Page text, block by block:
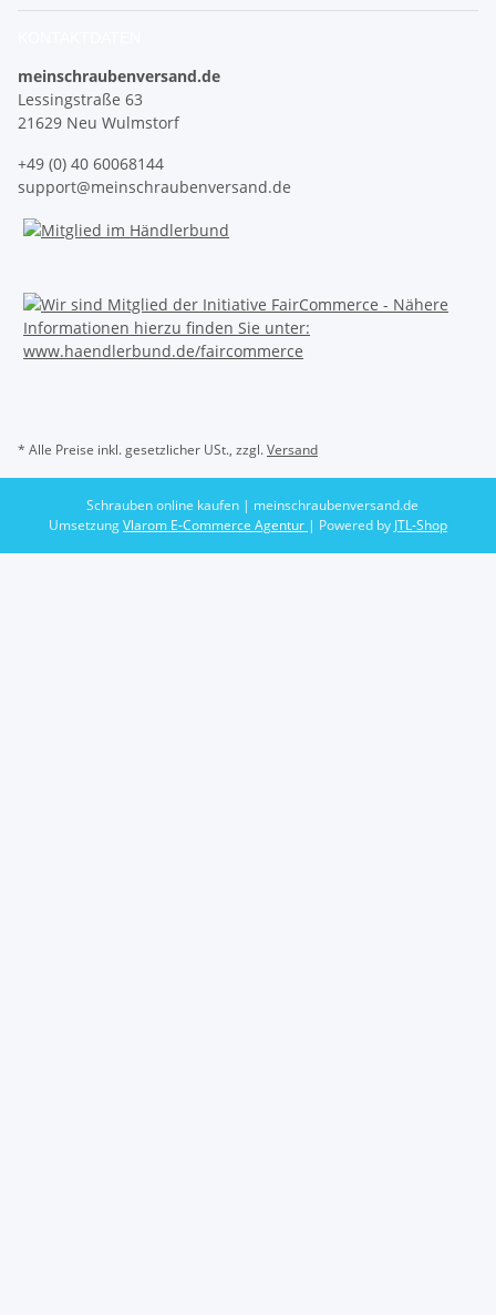
meinschraubenversand.de
Lessingstraße 63
21629 Neu Wulmstorf
+49 (0) 40 60068144
support@meinschraubenversand.de
* Alle Preise inkl. gesetzlicher USt., zzgl.Versand
Schrauben online kaufen | meinschraubenversand.de
UmsetzungVlarom E-Commerce Agentur | Powered by JTL-Shop